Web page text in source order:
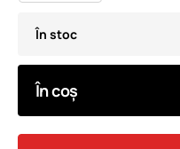
În stoc
În coș